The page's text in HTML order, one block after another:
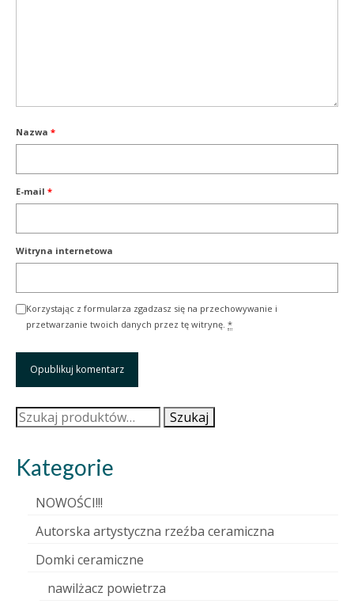
Nazwa *
E-mail *
Witryna internetowa
Korzystając z formularza zgadzasz się na przechowywanie i
przetwarzanie twoich danych przez tę witrynę. *
Szukaj: Szukaj
Kategorie
NOWOŚCI!!!
Autorska artystyczna rzeźba ceramiczna
Domki ceramiczne
nawilżacz powietrza